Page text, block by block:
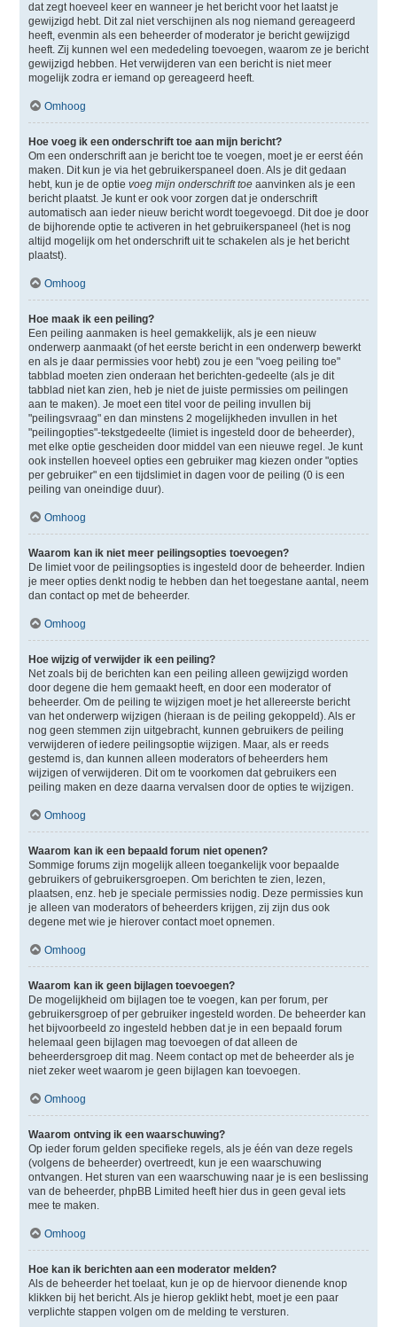
dat zegt hoeveel keer en wanneer je het bericht voor het laatst je
gewijzigd hebt. Dit zal niet verschijnen als nog niemand gereageerd
heeft, evenmin als een beheerder of moderator je bericht gewijzigd
heeft. Zij kunnen wel een mededeling toevoegen, waarom ze je bericht
gewijzigd hebben. Het verwijderen van een bericht is niet meer
mogelijk zodra er iemand op gereageerd heeft.
Omhoog
Hoe voeg ik een onderschrift toe aan mijn bericht?
Om een onderschrift aan je bericht toe te voegen, moet je er eerst één
maken. Dit kun je via het gebruikerspaneel doen. Als je dit gedaan
hebt, kun je de optie voeg mijn onderschrift toeaanvinken als je een
bericht plaatst. Je kunt er ook voor zorgen dat je onderschrift
automatisch aan ieder nieuw bericht wordt toegevoegd. Dit doe je door
de bijhorende optie te activeren in het gebruikerspaneel (het is nog
altijd mogelijk om het onderschrift uit te schakelen als je het bericht
plaatst).
Omhoog
Hoe maak ik een peiling?
Een peiling aanmaken is heel gemakkelijk, als je een nieuw
onderwerp aanmaakt (of het eerste bericht in een onderwerp bewerkt
en als je daar permissies voor hebt) zou je een "voeg peiling toe"
tabblad moeten zien onderaan het berichten-gedeelte (als je dit
tabblad niet kan zien, heb je niet de juiste permissies om peilingen
aan te maken). Je moet een titel voor de peiling invullen bij
"peilingsvraag" en dan minstens 2 mogelijkheden invullen in het
"peilingopties"-tekstgedeelte (limiet is ingesteld door de beheerder),
met elke optie gescheiden door middel van een nieuwe regel. Je kunt
ook instellen hoeveel opties een gebruiker mag kiezen onder "opties
per gebruiker" en een tijdslimiet in dagen voor de peiling (0 is een
peiling van oneindige duur).
Omhoog
Waarom kan ik niet meer peilingsopties toevoegen?
De limiet voor de peilingsopties is ingesteld door de beheerder. Indien
je meer opties denkt nodig te hebben dan het toegestane aantal, neem
dan contact op met de beheerder.
Omhoog
Hoe wijzig of verwijder ik een peiling?
Net zoals bij de berichten kan een peiling alleen gewijzigd worden
door degene die hem gemaakt heeft, en door een moderator of
beheerder. Om de peiling te wijzigen moet je het allereerste bericht
van het onderwerp wijzigen (hieraan is de peiling gekoppeld). Als er
nog geen stemmen zijn uitgebracht, kunnen gebruikers de peiling
verwijderen of iedere peilingsoptie wijzigen. Maar, als er reeds
gestemd is, dan kunnen alleen moderators of beheerders hem
wijzigen of verwijderen. Dit om te voorkomen dat gebruikers een
peiling maken en deze daarna vervalsen door de opties te wijzigen.
Omhoog
Waarom kan ik een bepaald forum niet openen?
Sommige forums zijn mogelijk alleen toegankelijk voor bepaalde
gebruikers of gebruikersgroepen. Om berichten te zien, lezen,
plaatsen, enz. heb je speciale permissies nodig. Deze permissies kun
je alleen van moderators of beheerders krijgen, zij zijn dus ook
degene met wie je hierover contact moet opnemen.
Omhoog
Waarom kan ik geen bijlagen toevoegen?
De mogelijkheid om bijlagen toe te voegen, kan per forum, per
gebruikersgroep of per gebruiker ingesteld worden. De beheerder kan
het bijvoorbeeld zo ingesteld hebben dat je in een bepaald forum
helemaal geen bijlagen mag toevoegen of dat alleen de
beheerdersgroep dit mag. Neem contact op met de beheerder als je
niet zeker weet waarom je geen bijlagen kan toevoegen.
Omhoog
Waarom ontving ik een waarschuwing?
Op ieder forum gelden specifieke regels, als je één van deze regels
(volgens de beheerder) overtreedt, kun je een waarschuwing
ontvangen. Het sturen van een waarschuwing naar je is een beslissing
van de beheerder, phpBB Limited heeft hier dus in geen geval iets
mee te maken.
Omhoog
Hoe kan ik berichten aan een moderator melden?
Als de beheerder het toelaat, kun je op de hiervoor dienende knop
klikken bij het bericht. Als je hierop geklikt hebt, moet je een paar
verplichte stappen volgen om de melding te versturen.